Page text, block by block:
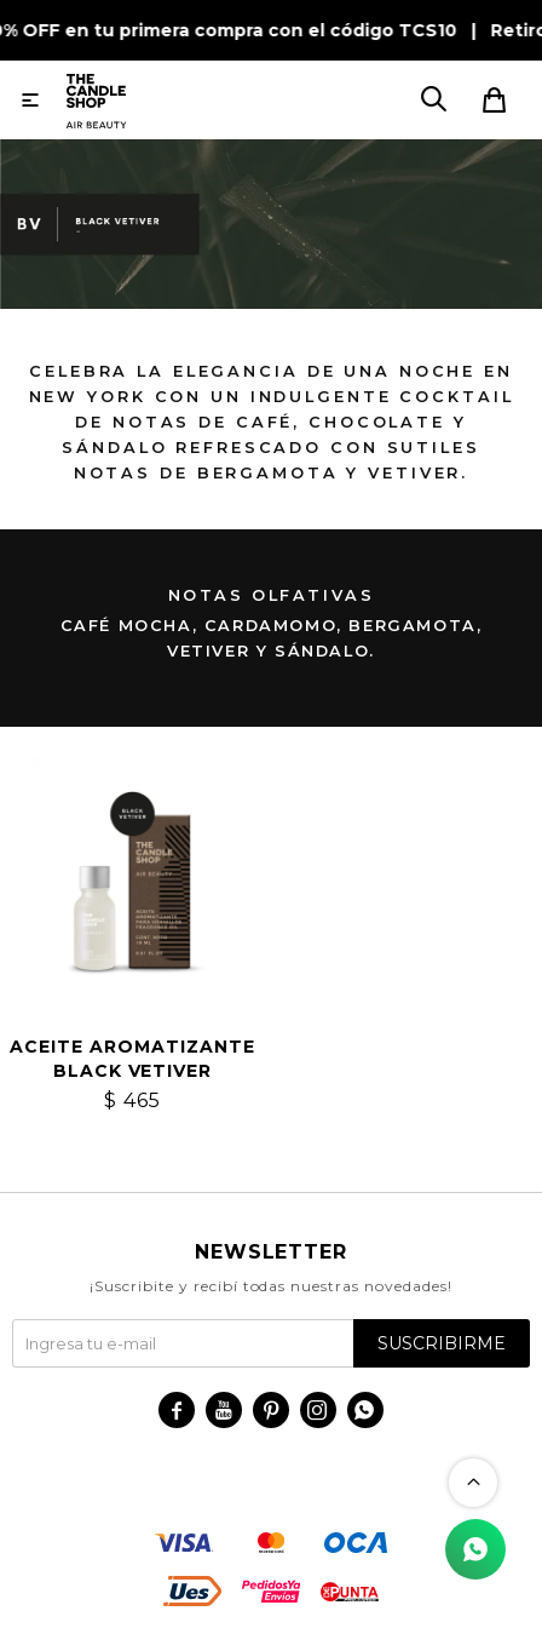
OFF en tu primera compra con el código TCS10 |

CELEBRA LA ELEGANCIA DE UNA NOCHE EN
NEW YORK CON UN INDULGENTE COCKTAIL
DE NOTAS DE CAFÉ, CHOCOLATE Y
SÁNDALO REFRESCADO CON SUTILES
NOTAS DE BERGAMOTA Y VETIVER.
NOTAS OLFATIVAS
CAFÉ MOCHA, CARDAMOMO, BERGAMOTA,
VETIVER Y SÁNDALO.
ACEITE AROMATIZANTE
BLACK VETIVER
$ 465
NEWSLETTER
¡Suscribite y recibí todas nuestras novedades!
SUSCRIBIRME
    